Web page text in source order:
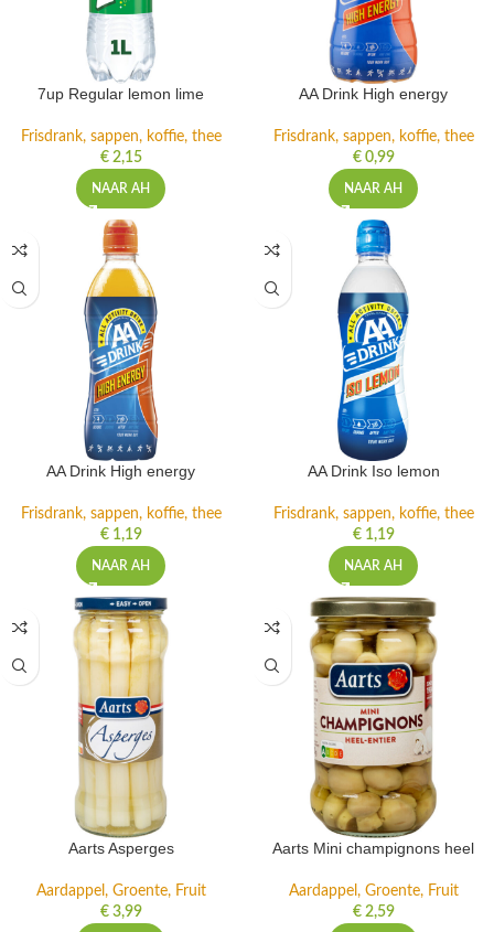
7up Regular lemon lime
Frisdrank, sappen, koffie, thee
€2,15
NAAR AH
AA Drink High energy
Frisdrank, sappen, koffie, thee
€0,99
NAAR AH
AA Drink High energy
Frisdrank, sappen, koffie, thee
€1,19
NAAR AH
AA Drink Iso lemon
Frisdrank, sappen, koffie, thee
€1,19
NAAR AH
Aarts Asperges
Aardappel, Groente, Fruit
€3,99
Aarts Mini champignons heel
Aardappel, Groente, Fruit
€2,59